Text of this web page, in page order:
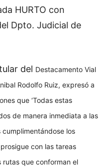
HURTO con
Dpto. Judicial de
del Destacamento Vial
Rodolfo Ruiz, expresó a
que ‘Todas estas
de manera inmediata a las
los
con las tareas
rutas que conforman el